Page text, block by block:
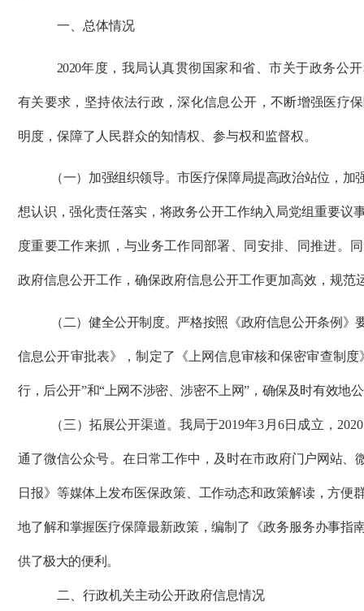
一、总体情况
2020年度，我局认真贯彻国家和省、市关于政务公
有关要求，坚持依法行政，深化信息公开，不断增强医疗
明度，保障了人民群众的知情权、参与权和监督权。
（一）加强组织领导。市医疗保障局提高政治站位，加
想认识，强化责任落实，将政务公开工作纳入局党组重要议
度重要工作来抓，与业务工作同部署、同安排、同推进。
政府信息公开工作，确保政府信息公开工作更加高效，规范
（二）健全公开制度。严格按照《政府信息公开条例》
信息公开审批表》，制定了《上网信息审核和保密审查制度
行，后公开”和“上网不涉密、涉密不上网”，确保及时有效地
（三）拓展公开渠道。我局于2019年3月6日成立，
通了微信公众号。在日常工作中，及时在市政府门户网站、
日报》等媒体上发布医保政策、工作动态和政策解读，方便
地了解和掌握医疗保障最新政策，编制了《政务服务办事指
供了极大的便利。
二、行政机关主动公开政府信息情况